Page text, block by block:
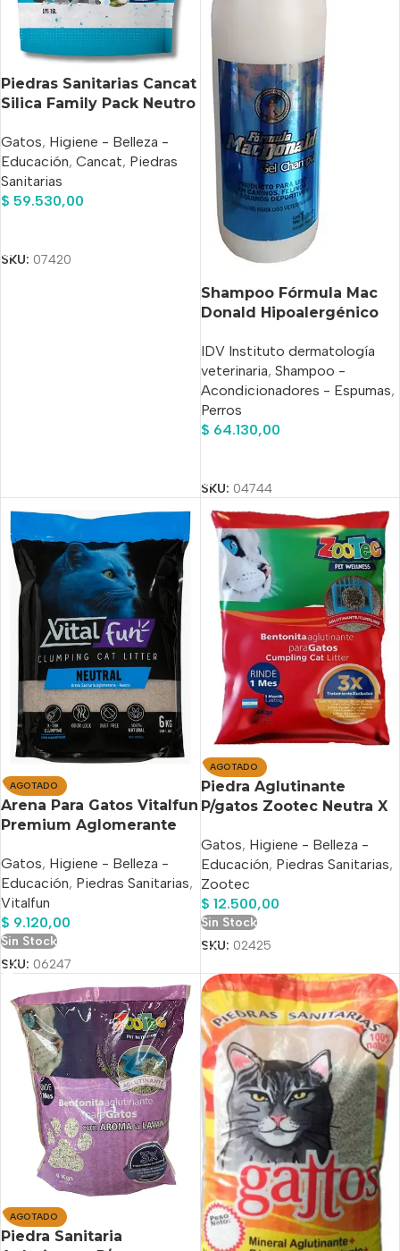
Piedras Sanitarias Cancat
Silica Family Pack Neutro
Gatos, Higiene - Belleza -
Educación, Cancat, Piedras
Sanitarias
$ 59.530,00
SKU: 07420
Shampoo Fórmula Mac
Donald Hipoalergénico
IDV Instituto dermatología
veterinaria, Shampoo -
Acondicionadores - Espumas,
Perros
$ 64.130,00
SKU: 04744
AGOTADO
Arena Para Gatos Vitalfun
Premium Aglomerante
Gatos, Higiene - Belleza -
Educación, Piedras Sanitarias,
Vitalfun
$ 9.120,00
Sin Stock
SKU: 06247
AGOTADO
Piedra Aglutinante
P/gatos Zootec Neutra X
Gatos, Higiene - Belleza -
Educación, Piedras Sanitarias,
Zootec
$ 12.500,00
Sin Stock
SKU: 02425
AGOTADO
Piedra Sanitaria